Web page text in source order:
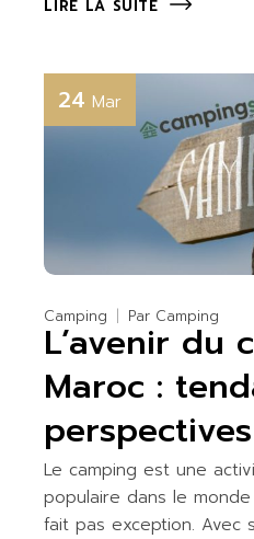
LIRE LA SUITE
24 Mar
Camping Par Camping
L’avenir du
Maroc :
perspectives
Le camping est une
populaire dans le
fait pas exception. Avec